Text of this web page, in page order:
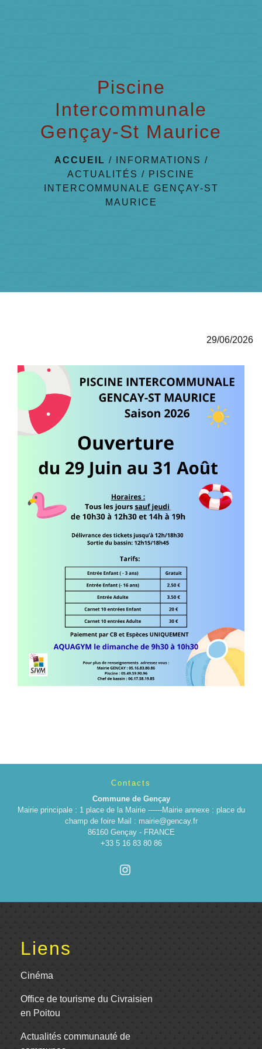
Piscine
Intercommunale
Gençay-St Maurice
ACCUEIL / INFORMATIONS /
ACTUALITÉS / PISCINE
INTERCOMMUNALE GENÇAY-ST
MAURICE
29/06/2026
Contacts
Commune de Gençay
Mairie principale : 1 place de la Mairie ------Mairie annexe : place du
champ de foire Mail : mairie@gencay.fr
86160 Gençay - FRANCE
+33 5 16 83 80 86
Liens
Cinéma
Office de tourisme du Civraisien
en Poitou
Actualités communauté de